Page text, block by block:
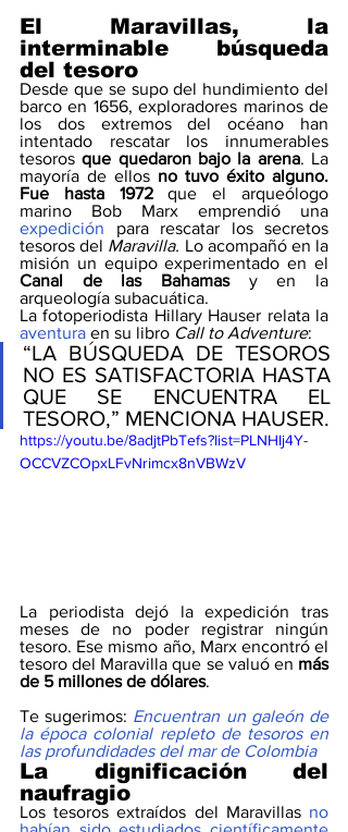
El Maravillas, la
interminable búsqueda
del tesoro
Desde que se supo del hundimiento del
barco en 1656, exploradores marinos de
los dos extremos del océano han
intentado rescatar los innumerables
tesoros que quedaron bajo la arena. La
mayoría de ellos no tuvo éxito alguno.
Fue hasta 1972 que el arqueólogo
expedición para rescatar los secretos
tesoros del Maravilla. Lo acompañó en la
Canal de las Bahamas y en la
arqueología subacuática.
aventura en su libro Call to Adventure:
“LA BÚSQUEDA DE TESOROS
NO ES SATISFACTORIA HASTA
QUE SE ENCUENTRA EL
TESORO,” MENCIONA HAUSER.
https://youtu.be/8adjtPbTefs?list=PLNHIj4Y-
OCCVZCOpxLFvNrimcx8nVBWzV
La periodista dejó la expedición tras
meses de no poder registrar ningún
tesoro. Ese mismo año, Marx encontró el
tesoro del Maravilla que se valuó en más
de 5 millones de dólares.
Te sugerimos: Encuentran un galeón de
la época colonial repleto de tesoros en
las profundidades del mar de Colombia
La dignificación del
naufragio
Los tesoros extraídos del Maravillas no